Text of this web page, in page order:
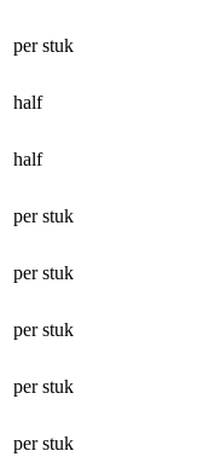
per stuk
half
half
per stuk
per stuk
per stuk
per stuk
per stuk